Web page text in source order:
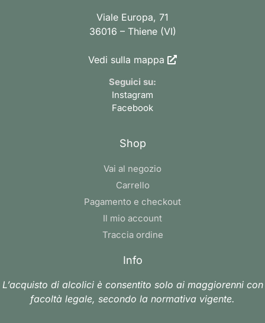
Viale Europa, 71
36016 – Thiene (VI)
Vedi sulla mappa
Seguici su:
Instagram
Facebook
Shop
Vai al negozio
Carrello
Pagamento e checkout
Il mio account
Traccia ordine
Info
L’acquisto di alcolici è consentito solo ai maggiorenni con
facoltà legale, secondo la normativa vigente.